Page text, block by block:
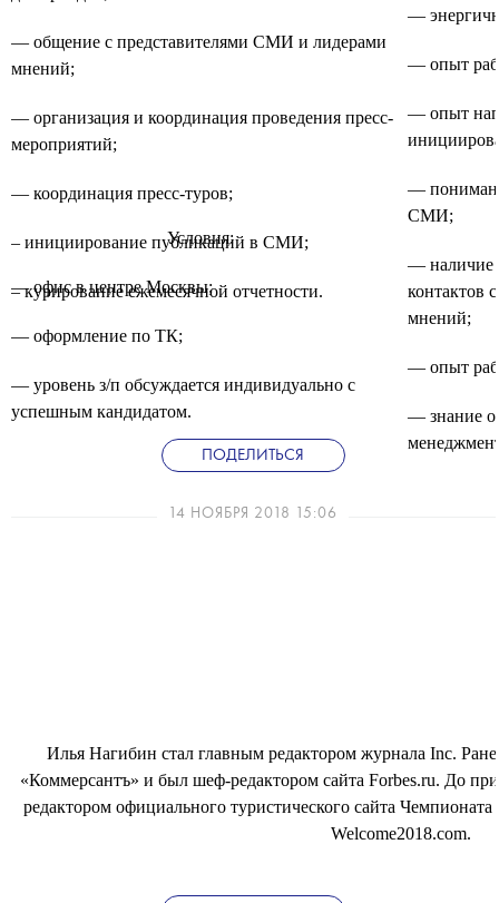
— общение с представителями СМИ и лидерами
мнений;
— организация и координация проведения пресс-
мероприятий;
— координация пресс-туров;
– инициирование публикаций в СМИ;
– курирование ежемесячной отчетности.
—
— опыт
— опыт
—
СМИ;
— наличие
контактов
мнений;
— опыт
— знание
Условия:
— офис в центре Москвы;
— оформление по ТК;
— уровень з/п обсуждается индивидуально с
успешным кандидатом.
ПОДЕЛИТЬСЯ
14 НОЯБРЯ 2018 15:06
Илья Нагибин стал главным редактором журнала Inc.
«Коммерсантъ» и был шеф-редактором сайта Forbes.ru. До
редактором официального туристического сайта
Welcome2018.com.